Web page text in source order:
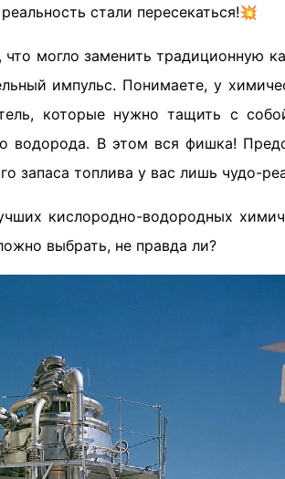
стали пересекаться!💥
могло заменить традиционную
импульс. Понимаете, у
которые нужно тащить с
водорода. В этом вся фишка!
запаса топлива у вас лишь чудо-
кислородно-водородных
выбрать, не правда ли?